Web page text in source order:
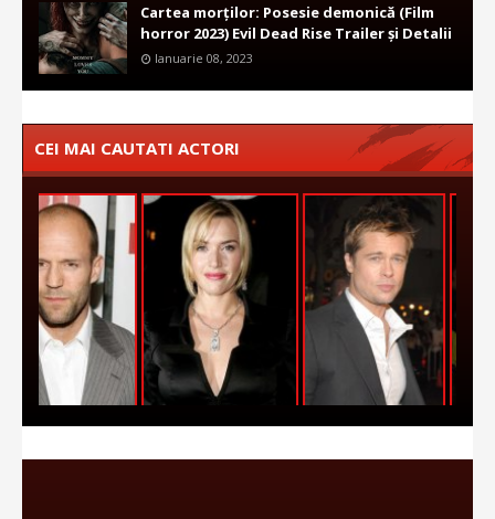
Cartea morților: Posesie demonică (Film
horror 2023) Evil Dead Rise Trailer și Detalii
Ianuarie 08, 2023
CEI MAI CAUTATI ACTORI